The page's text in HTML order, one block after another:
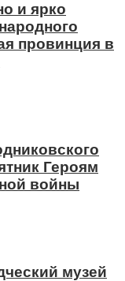
и ярко
провинция в
Героям
войны
музей